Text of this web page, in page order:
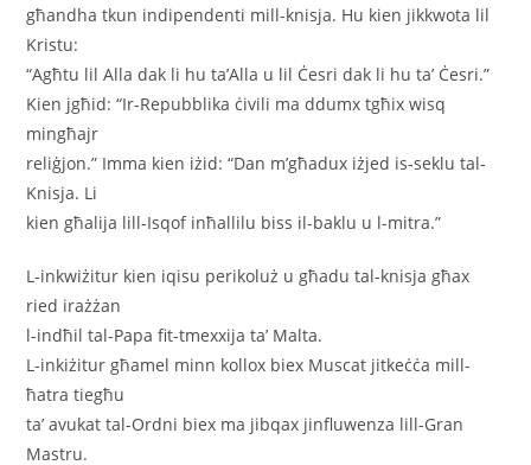
għandha tkun indipendenti mill-knisja. Hu kien jikkwota lil
Kristu:
“Agħtu lil Alla dak li hu ta’Alla u lil Ċesri dak li hu ta’ Ċesri.”
Kien jgħid: “Ir-Repubblika ċivili ma ddumx tgħix wisq
mingħajr
reliġjon.” Imma kien iżid: “Dan m’għadux iżjed is-seklu tal-
Knisja. Li
kien għalija lill-Isqof inħallilu biss il-baklu u l-mitra.”
L-inkwiżitur kien iqisu perikoluż u għadu tal-knisja għax
ried irażżan
l-indħil tal-Papa fit-tmexxija ta’ Malta.
L-inkiżitur għamel minn kollox biex Muscat jitkeċċa mill-
ħatra tiegħu
ta’ avukat tal-Ordni biex ma jibqax jinfluwenza lill-Gran
Mastru.